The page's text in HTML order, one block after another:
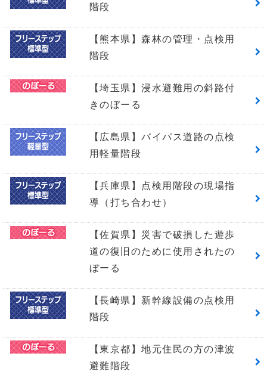
階段
【熊本県】森林の管理・点検用
階段
【埼玉県】浸水避難用の斜路付
きのぼーる
【広島県】バイパス道路の点検
用軽量階段
【兵庫県】点検用階段の現場指
導（打ち合わせ）
【佐賀県】災害で破損した遊歩
道の復旧のために使用されたの
ぼーる
【長崎県】新幹線設備の点検用
階段
【東京都】地元住民の方の津波
避難階段